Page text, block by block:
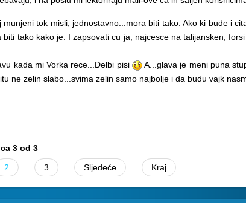
tok misli, jednostavno...mora biti tako. Ako ki bude i
tako kako je. I zapsovati cu ja, najcesce na talijansken,
kada mi Vorka rece...Delbi pisi
A...glava je meni puna
ne zelin slabo...svima zelin samo najbolje i da budu vajk
3 od 3
2 3 Sljedeće Kraj